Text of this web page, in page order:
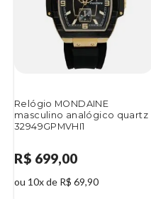
Relógio MONDAINE
masculino analógico quartz
32949GPMVHI1
R$ 699,00
ou 10x de R$ 69,90